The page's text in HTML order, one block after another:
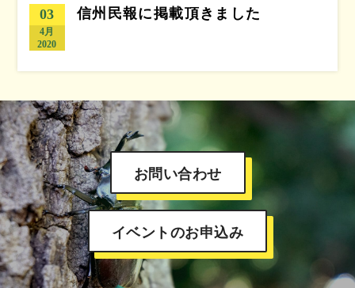
03
4月
2020
信州民報に掲載頂きました
お問い合わせ
イベントのお申込み